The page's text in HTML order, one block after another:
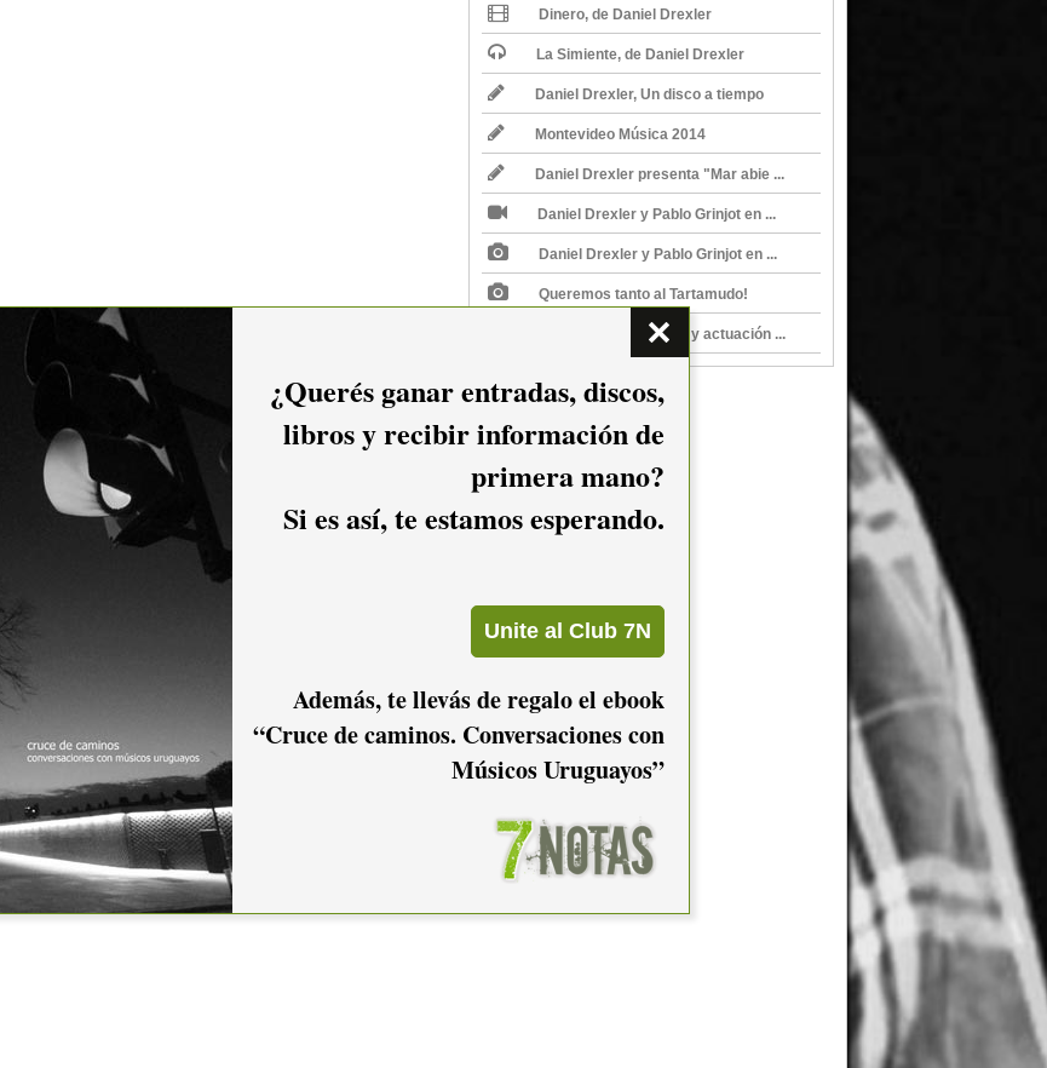
Dinero, de Daniel Drexler
La Simiente, de Daniel Drexler
Daniel Drexler, Un disco a tiempo
Montevideo Música 2014
Daniel Drexler presenta "Mar abie ...
Daniel Drexler y Pablo Grinjot en ...
Daniel Drexler y Pablo Grinjot en ...
Queremos tanto al Tartamudo!
Homenaje a Benedetti y actuación ...
¿Querés ganar entradas, discos,
libros y recibir información de
primera mano?
Si es así, te estamos esperando.
Además, te llevás de regalo el ebook
“Cruce de caminos. Conversaciones con
Músicos Uruguayos”